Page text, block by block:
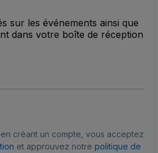
sur les événements ainsi que
dans votre boîte de réception
créant un compte, vous acceptez
et approuvez notre politique de